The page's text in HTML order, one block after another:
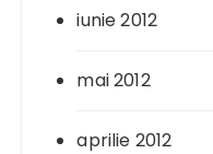
iunie 2012
mai 2012
aprilie 2012